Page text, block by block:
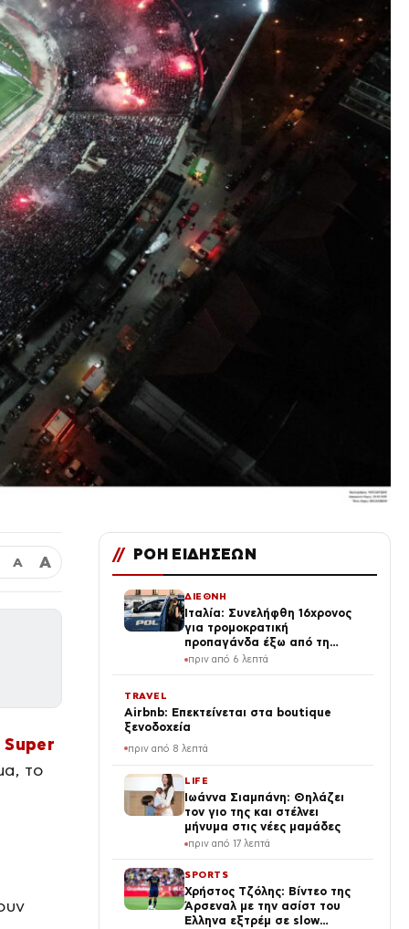
Α Α
Super
το
// ΡΟΗ ΕΙΔΗΣΕΩΝ
ΔΙΕΘΝΗ
Ιταλία: Συνελήφθη 16χρονος
για τρομοκρατική
προπαγάνδα έξω από τη
Φλωρεντία
πριν από 6 λεπτά
TRAVEL
Airbnb: Επεκτείνεται στα boutique
ξενοδοχεία
πριν από 8 λεπτά
LIFE
Ιωάννα Σιαμπάνη: Θηλάζει
τον γιο της και στέλνει
μήνυμα στις νέες μαμάδες
πριν από 17 λεπτά
SPORTS
Χρήστος Τζόλης: Βίντεο της
Άρσεναλ με την ασίστ του
Έλληνα εξτρέμ σε slow